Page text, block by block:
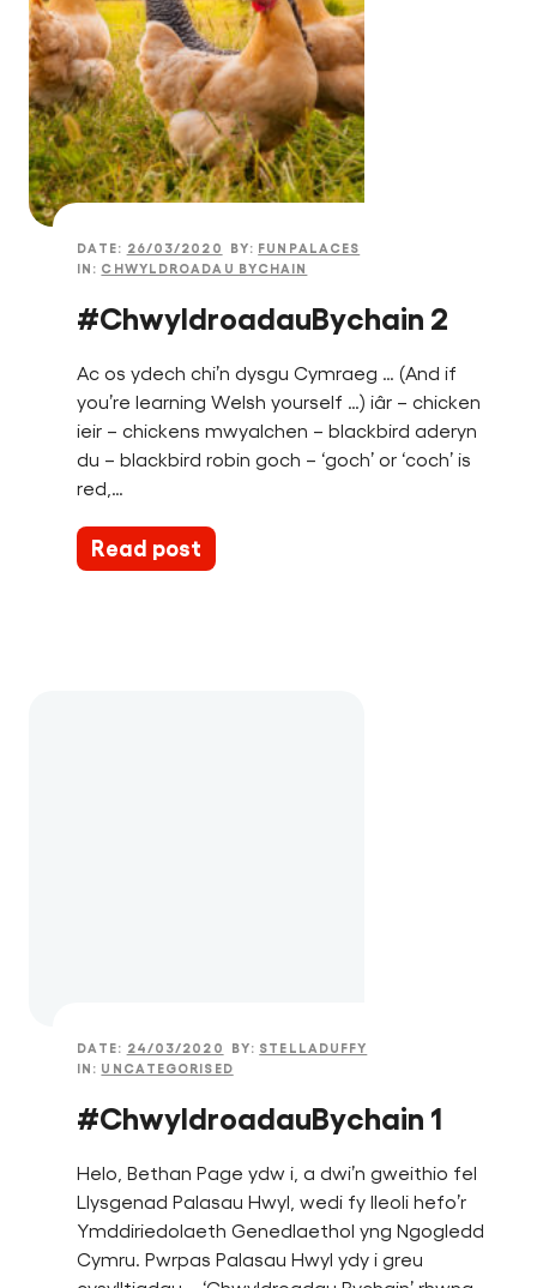
DATE: 26/03/2020 BY: FUNPALACES
IN: CHWYLDROADAU BYCHAIN
#ChwyldroadauBychain 2
Ac os ydech chi’n dysgu Cymraeg … (And if
you’re learning Welsh yourself …) iâr – chicken
ieir – chickens mwyalchen – blackbird aderyn
du – blackbird robin goch – ‘goch’ or ‘coch’ is
red,…
Read post
DATE: 24/03/2020 BY: STELLADUFFY
IN: UNCATEGORISED
#ChwyldroadauBychain 1
Helo, Bethan Page ydw i, a dwi’n gweithio fel
Llysgenad Palasau Hwyl, wedi fy lleoli hefo’r
Ymddiriedolaeth Genedlaethol yng Ngogledd
Cymru. Pwrpas Palasau Hwyl ydy i greu